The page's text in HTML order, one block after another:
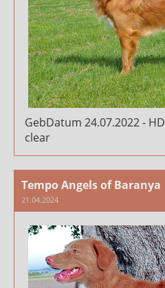
GebDatum 24.07.2022 -
clear
Tempo Angels of Baranya
21.04.2024